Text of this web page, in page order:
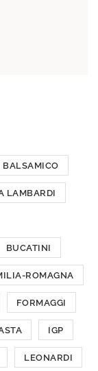
BALSAMICO
LAMBARDI
BUCATINI
ROMAGNA
FORMAGGI
IGP
LEONARDI